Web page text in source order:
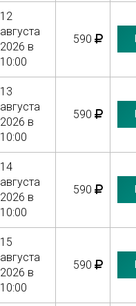
12
августа
2026 в
10:00
590
13
августа
2026 в
10:00
590
14
августа
2026 в
10:00
590
15
августа
2026 в
10:00
590